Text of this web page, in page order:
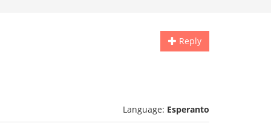
Reply
Language: Esperanto